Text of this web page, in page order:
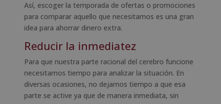
Así, escoger la temporada de ofertas o promociones
para comparar aquello que necesitamos es una gran
idea para ahorrar dinero extra.
Reducir la inmediatez
Para que nuestra parte racional del cerebro funcione
necesitamos tiempo para analizar la situación. En
diversas ocasiones, no dejamos tiempo a que esa
parte se active ya que de manera inmediata, sin